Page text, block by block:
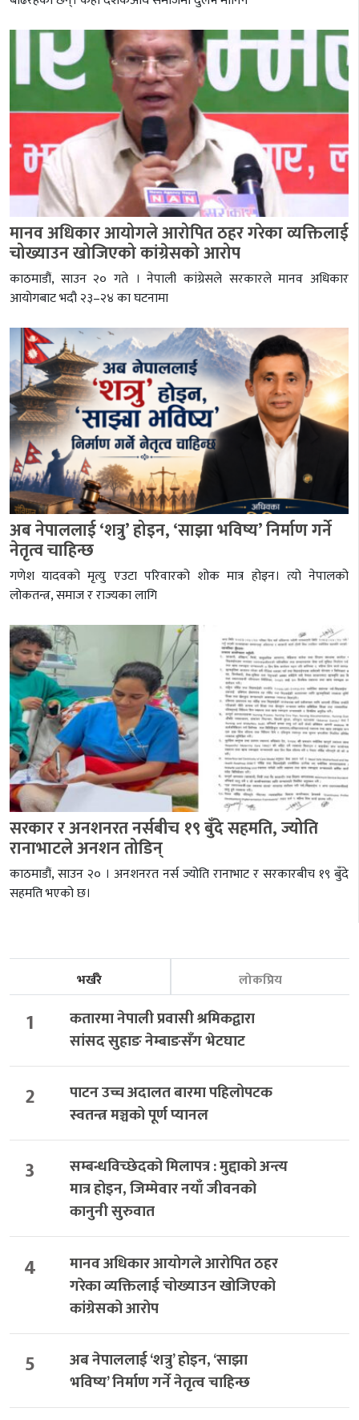
मानव अधिकार आयोगले आरोपित ठहर गरेका व्यक्तिलाई
चोख्याउन खोजिएको कांग्रेसको आरोप
काठमाडौं, साउन २० गते । नेपाली कांग्रेसले सरकारले मानव अधिकार
आयोगबाट भदौ २३–२४ का घटनामा
अब नेपाललाई ‘शत्रु’ होइन, ‘साझा भविष्य’ निर्माण गर्ने
नेतृत्व चाहिन्छ
गणेश यादवको मृत्यु एउटा परिवारको शोक मात्र होइन। त्यो नेपालको
लोकतन्त्र, समाज र राज्यका लागि
सरकार र अनशनरत नर्सबीच १९ बुँदे सहमति, ज्योति
रानाभाटले अनशन तोडिन्
काठमाडौं, साउन २० । अनशनरत नर्स ज्योति रानाभाट र सरकारबीच १९ बुँदे
सहमति भएको छ।
भर्खरै लोकप्रिय
1
कतारमा नेपाली प्रवासी श्रमिकद्वारा
सांसद सुहाङ नेम्बाङसँग भेटघाट
2
पाटन उच्च अदालत बारमा पहिलोपटक
स्वतन्त्र मञ्चको पूर्ण प्यानल
3
सम्बन्धविच्छेदको मिलापत्र : मुद्दाको अन्त्य
मात्र होइन, जिम्मेवार नयाँ जीवनको
कानुनी सुरुवात
4
मानव अधिकार आयोगले आरोपित ठहर
गरेका व्यक्तिलाई चोख्याउन खोजिएको
कांग्रेसको आरोप
5
अब नेपाललाई ‘शत्रु’ होइन, ‘साझा
भविष्य’ निर्माण गर्ने नेतृत्व चाहिन्छ